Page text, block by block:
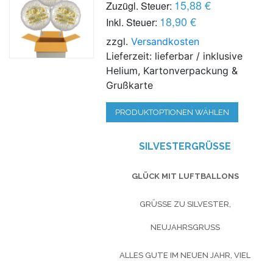
Zuzügl. Steuer: 15,88 €
Inkl. Steuer: 18,90 €
zzgl.Versandkosten
Lieferzeit: lieferbar / inklusive
Helium, Kartonverpackung &
Grußkarte
PRODUKTOPTIONEN WÄHLEN
SILVESTERGRÜSSE
GLÜCK MIT LUFTBALLONS
GRÜSSE ZU SILVESTER, N
EUJAHRSGRUSS
ALLES GUTE IM NEUEN JAHR, VIEL